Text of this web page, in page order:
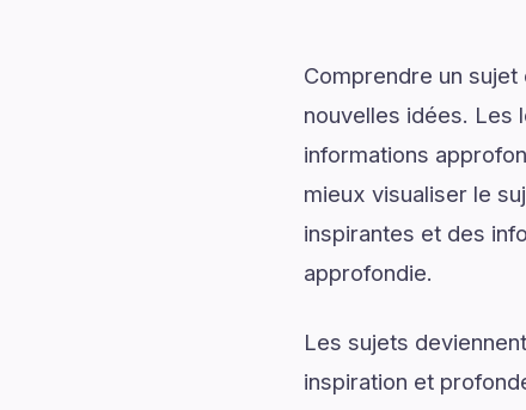
Comprendre un
nouvelles idées. Les
informations
mieux visualiser le
inspirantes et des
approfondie.
Les sujets
inspiration et